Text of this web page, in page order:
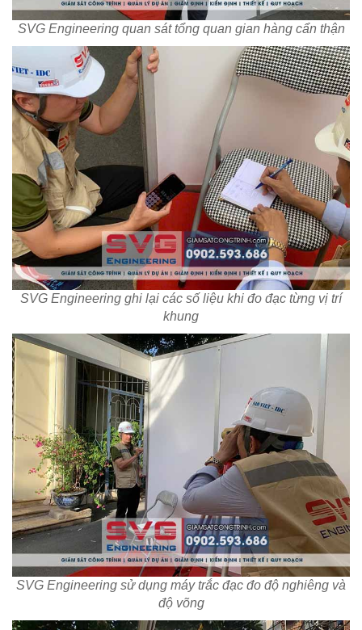
SVG Engineering quan sát tổng quan gian hàng cẩn thận
SVG Engineering ghi lại các số liệu khi đo đạc từng vị trí
khung
SVG Engineering sử dụng máy trắc đạc đo độ nghiêng và
độ võng